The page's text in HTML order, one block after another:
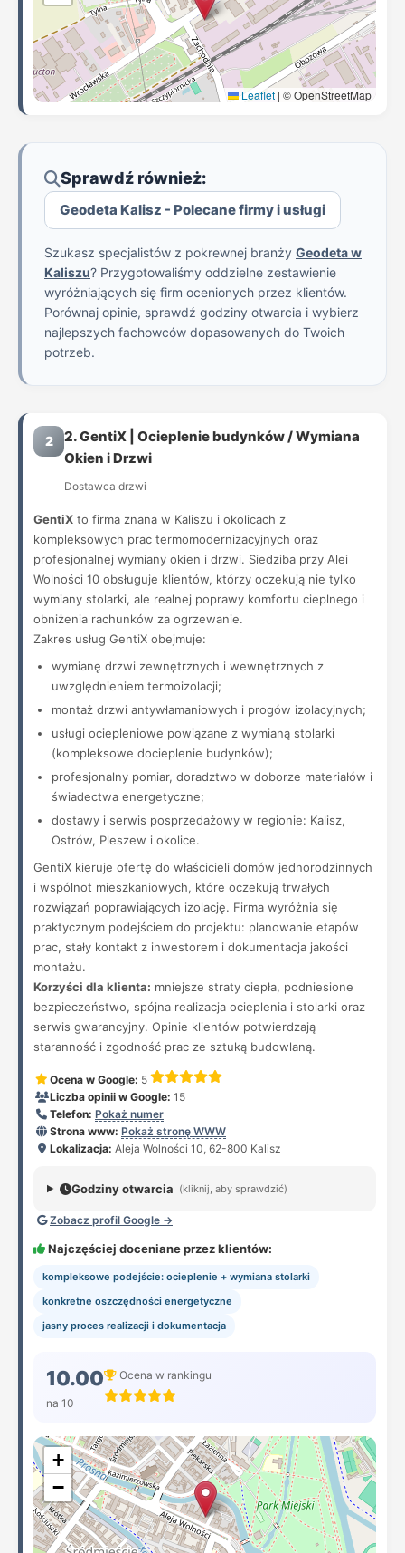
Leaflet | © OpenStreetMap
Sprawdź również:
Geodeta Kalisz - Polecane firmy i usługi
Szukasz specjalistów z pokrewnej branży Geodeta w
Kaliszu? Przygotowaliśmy oddzielne zestawienie
wyróżniających się firm ocenionych przez klientów.
Porównaj opinie, sprawdź godziny otwarcia i wybierz
najlepszych fachowców dopasowanych do Twoich
potrzeb.
2
2. GentiX | Ocieplenie budynków / Wymiana
Okien i Drzwi
Dostawca drzwi
GentiX to firma znana w Kaliszu i okolicach z
kompleksowych prac termomodernizacyjnych oraz
profesjonalnej wymiany okien i drzwi. Siedziba przy Alei
Wolności 10 obsługuje klientów, którzy oczekują nie tylko
wymiany stolarki, ale realnej poprawy komfortu cieplnego i
obniżenia rachunków za ogrzewanie.
Zakres usług GentiX obejmuje:
wymianę drzwi zewnętrznych i wewnętrznych z
uwzględnieniem termoizolacji;
montaż drzwi antywłamaniowych i progów izolacyjnych;
usługi ociepleniowe powiązane z wymianą stolarki
(kompleksowe docieplenie budynków);
profesjonalny pomiar, doradztwo w doborze materiałów i
świadectwa energetyczne;
dostawy i serwis posprzedażowy w regionie: Kalisz,
Ostrów, Pleszew i okolice.
GentiX kieruje ofertę do właścicieli domów jednorodzinnych
i wspólnot mieszkaniowych, które oczekują trwałych
rozwiązań poprawiających izolację. Firma wyróżnia się
praktycznym podejściem do projektu: planowanie etapów
prac, stały kontakt z inwestorem i dokumentacja jakości
montażu.
Korzyści dla klienta: mniejsze straty ciepła, podniesione
bezpieczeństwo, spójna realizacja ocieplenia i stolarki oraz
serwis gwarancyjny. Opinie klientów potwierdzają
staranność i zgodność prac ze sztuką budowlaną.
Ocena w Google: 5
Liczba opinii w Google: 15
Telefon: Pokaż numer
Strona www: Pokaż stronę WWW
Lokalizacja: Aleja Wolności 10, 62-800 Kalisz
Godziny otwarcia (kliknij, aby sprawdzić)
Zobacz profil Google →
Najczęściej doceniane przez klientów:
kompleksowe podejście: ocieplenie + wymiana stolarki
konkretne oszczędności energetyczne
jasny proces realizacji i dokumentacja
10.00
na 10
Ocena w rankingu
+
−